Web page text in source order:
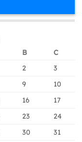
B
C
2
3
9
10
16
17
23
24
30 31